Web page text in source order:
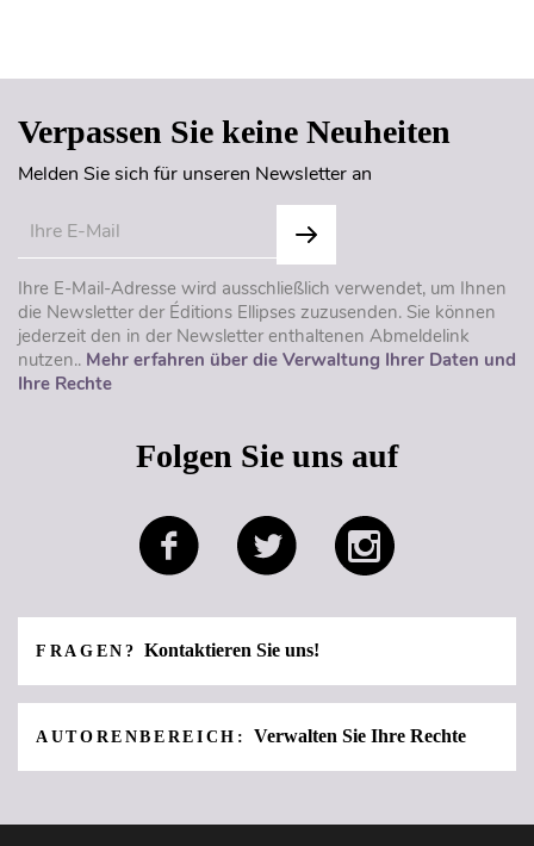
Verpassen Sie keine Neuheiten
Melden Sie sich für unseren Newsletter an
Ihre E-Mail-Adresse wird ausschließlich verwendet, um Ihnen
die Newsletter der Éditions Ellipses zuzusenden. Sie können
jederzeit den in der Newsletter enthaltenen Abmeldelink
nutzen.. Mehr erfahren über die Verwaltung Ihrer Daten und
Ihre Rechte
Folgen Sie uns auf
FRAGEN?Kontaktieren Sie uns!
AUTORENBEREICH:Verwalten Sie Ihre Rechte